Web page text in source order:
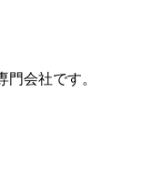
会社です。